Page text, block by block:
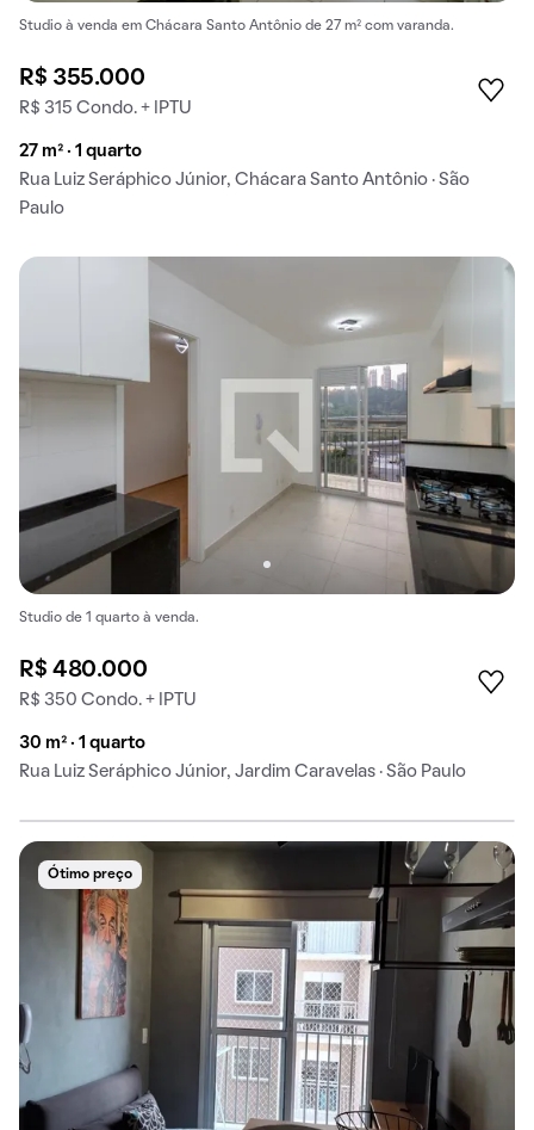
Studio à venda em Chácara Santo Antônio de 27 m² com varanda.
R$ 355.000
R$ 315 Condo. + IPTU
27 m² · 1 quarto
Rua Luiz Seráphico Júnior, Chácara Santo Antônio · São
Paulo
Studio de 1 quarto à venda.
R$ 480.000
R$ 350 Condo. + IPTU
30 m² · 1 quarto
Rua Luiz Seráphico Júnior, Jardim Caravelas · São Paulo
Ótimo preço